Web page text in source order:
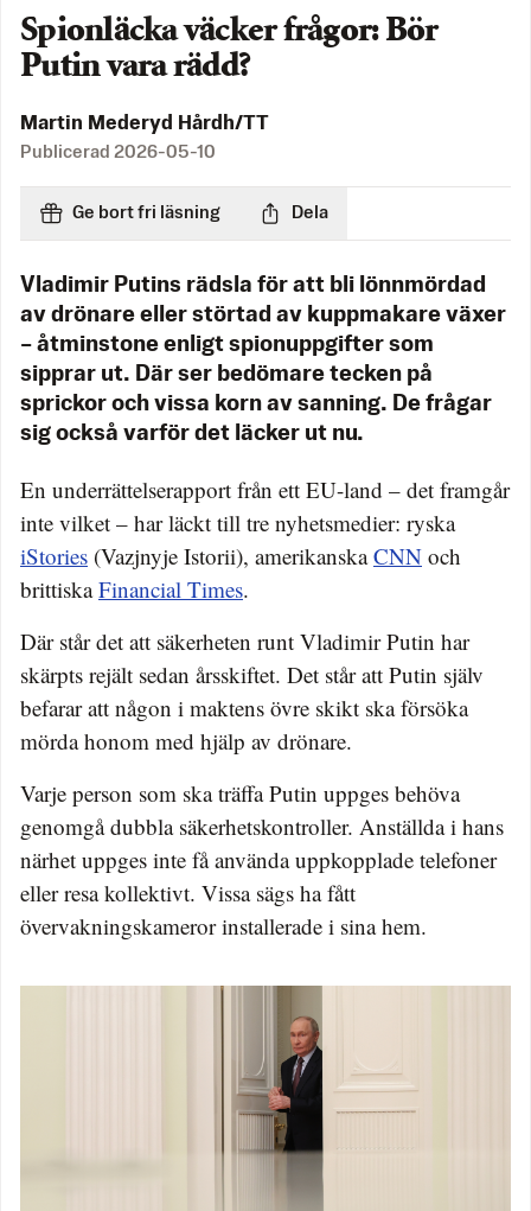
Spionläcka väcker frågor: Bör
Putin vara rädd?
Martin Mederyd Hårdh/TT
Publicerad 2026-05-10
Ge bort fri läsning Dela
Vladimir Putins rädsla för att bli lönnmördad
av drönare eller störtad av kuppmakare växer
– åtminstone enligt spionuppgifter som
sipprar ut. Där ser bedömare tecken på
sprickor och vissa korn av sanning. De frågar
sig också varför det läcker ut nu.
En underrättelserapport från ett EU-land – det framgår
inte vilket – har läckt till tre nyhetsmedier: ryska
iStories (Vazjnyje Istorii), amerikanskaCNN och
brittiskaFinancial Times.
Där står det att säkerheten runt Vladimir Putin har
skärpts rejält sedan årsskiftet. Det står att Putin själv
befarar att någon i maktens övre skikt ska försöka
mörda honom med hjälp av drönare.
Varje person som ska träffa Putin uppges behöva
genomgå dubbla säkerhetskontroller. Anställda i hans
närhet uppges inte få använda uppkopplade telefoner
eller resa kollektivt. Vissa sägs ha fått
övervakningskameror installerade i sina hem.